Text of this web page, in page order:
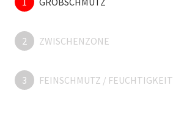
2 ZWISCHENZONE
3 FEINSCHMUTZ / FEUCHTIGKEIT